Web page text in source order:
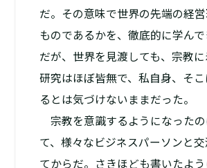
だ。その意味で世界の先端の経
ものであるかを、徹底的に学んで
だが、世界を見渡しても、宗教
研究はほぼ皆無で、私自身、そ
るとは気づけないままだった。
宗教を意識するようになった
て、様々なビジネスパーソンと
てからだ。さきほども書いたよ